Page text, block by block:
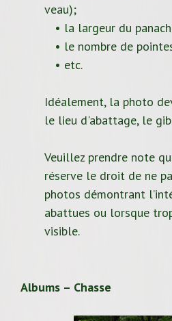
veau);
• la largeur du
• le nombre de
• etc.
Idéalement, la photo
le lieu d'abattage, le
Veuillez prendre note
réserve le droit de ne
photos démontrant
abattues ou lorsque
visible.
Albums – Chasse